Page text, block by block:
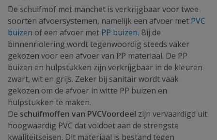
De schuifmof met manchet is verkrijgbaar voor twee
soorten afvoersystemen, namelijk een afvoer met PVC
buizen of een afvoer met PP buizen. Bij de
binnenriolering wordt tegenwoordig steeds vaker
gekozen voor een afvoer van PP materiaal. De PP
buizen en hulpstukken zijn verkrijgbaar in de kleuren
zwart, wit en grijs. Zeker bij sanitair wordt vaak
gekozen om de afvoer in witte PP buizen en
hulpstukken te maken.
De schuifmoffen van PVCVoordeel zijn vervaardigd uit
hoogwaardig PVC dat voldoet aan de strengste
kwaliteitseisen. Dit materiaal is bestand tegen